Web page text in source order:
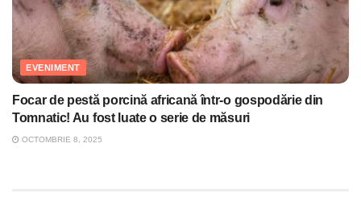
EVENIMENT
Focar de pestă porcină africană într-o gospodărie din
Tomnatic! Au fost luate o serie de măsuri
OCTOMBRIE 8, 2025